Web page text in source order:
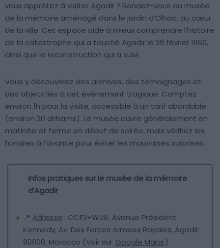
vous apprêtez à visiter Agadir ? Rendez-vous au musée
de la mémoire aménagé dans le jardin d’Olhao, au cœur
de la ville. Cet espace aide à mieux comprendre l’histoire
de la catastrophe qui a touché Agadir le 29 février 1960,
ainsi que la reconstruction qui a suivi.
Vous y découvrirez des archives, des témoignages et
des objets liés à cet événement tragique. Comptez
environ 1h pour la visite, accessible à un tarif abordable
(environ 20 dirhams). Le musée ouvre généralement en
matinée et ferme en début de soirée, mais vérifiez les
horaires à l’avance pour éviter les mauvaises surprises.
Infos pratiques sur le musée de la mémoire
d’Agadir
📍 Adresse : CCF2+WJ8، Avenue Président
Kennedy, Av. Des Forces Armees Royales, Agadir
80000, Morocco (Voir sur Google Maps)